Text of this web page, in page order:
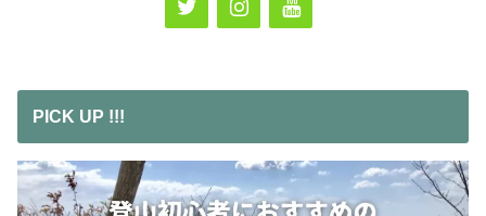
PICK UP !!!